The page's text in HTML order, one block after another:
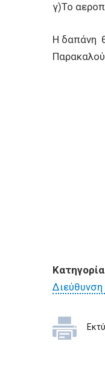
γ)Το
Η δαπάνη
Διεύθυνση